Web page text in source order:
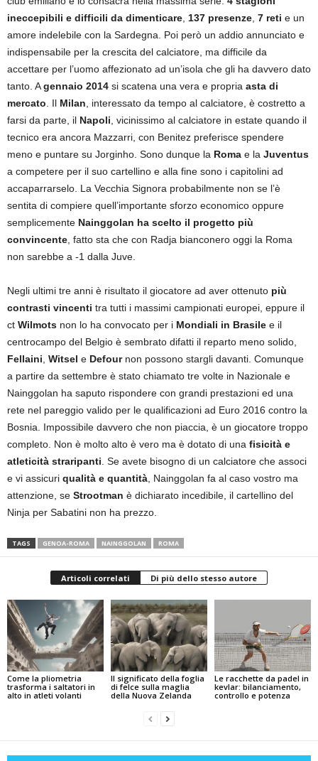
ineccepibili e difficili da dimenticare 137 presenze 7 reti e un
amore indelebile con la Sardegna. Poi però un addio annunciato e
indispensabile per la crescita del calciatore, ma difficile da
accettare per l’uomo affezionato ad un’isola che gli ha davvero dato
tanto. Agennaio 2014 si scatena una vera e propria asta di
mercato . Il Milan , interessato da tempo al calciatore, è costretto a
farsi da parte, il Napoli , vicinissimo al calciatore in estate quando il
tecnico era ancora Mazzarri, con Benitez preferisce spendere
meno e puntare su Jorginho. Sono dunque la Roma e la Juventus
a competere per il suo cartellino e alla fine sono i capitolini ad
accaparrarselo. La Vecchia Signora probabilmente non se l’è
sentita di compiere quell’importante sforzo economico oppure
semplicemente Nainggolan ha scelto il progetto più
convincente , fatto sta che con Radja bianconero oggi la Roma
non sarebbe a -1 dalla Juve.
Negli ultimi tre anni è risultato il giocatore ad aver ottenuto più
contrasti vincenti tra tutti i massimi campionati europei, eppure il
ct Wilmots non lo ha convocato per i Mondiali in Brasile e il
centrocampo del Belgio è sembrato difatti il reparto meno solido,
Fellaini Witsel e Defournon possono stargli davanti. Comunque
a partire da settembre è stato chiamato tre volte in Nazionale e
Nainggolan ha saputo rispondere con grandi prestazioni ed una
rete nel pareggio valido per le qualificazioni ad Euro 2016 contro la
Bosnia. Impossibile davvero che non piaccia, è un giocatore troppo
completo. Non è molto alto è vero ma è dotato di una fisicità e
atleticità straripanti . Se avete bisogno di un calciatore che associ
e vi assicuri qualità e quantità , Nainggolan fa al caso vostro ma
attenzione, se Strootman è dichiarato incedibile, il cartellino del
Ninja per Sabatini non ha prezzo.
TAGS GENOA-ROMA NAINGGOLAN ROMA
Articoli correlati Di più dello stesso autore
Come la pliometria
trasforma i saltatori in
alto in atleti volanti
Il significato della foglia
di felce sulla maglia
della Nuova Zelanda
Le racchette da padel in
kevlar: bilanciamento,
controllo e potenza